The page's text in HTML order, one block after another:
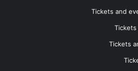
Tickets and
Tickets